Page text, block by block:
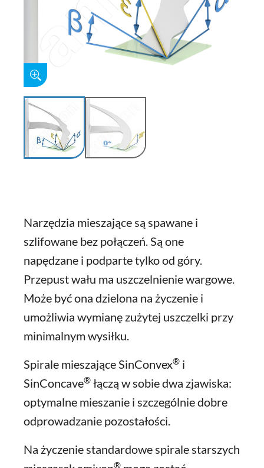
Narzędzia mieszające są spawane i
szlifowane bez połączeń. Są one
napędzane i podparte tylko od góry.
Przepust wału ma uszczelnienie wargowe.
Może być ona dzielona na życzenie i
umożliwia wymianę zużytej uszczelki przy
minimalnym wysiłku.
Spirale mieszające SinConvex® i
SinConcave® łączą w sobie dwa zjawiska:
optymalne mieszanie i szczególnie dobre
odprowadzanie pozostałości.
Na życzenie standardowe spirale starszych
®